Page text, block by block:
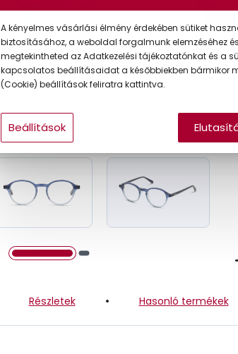
Részletek Hasonló termékek
A kényelmes vásárlási élmény érdekében sütiket
biztosításához, a weboldal forgalmunk elemzéséhez
megtekintheted az Adatkezelési tájékoztatónkat és a
kapcsolatos beállításaidat a későbbiekben bármikor
(Cookie) beállítások feliratra kattintva.
Beállítások